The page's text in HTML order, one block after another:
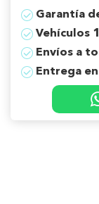
Garantía
Vehículos
Envíos a
Entrega